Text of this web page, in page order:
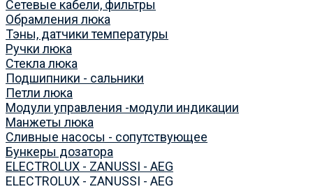
Сетевые кабели, фильтры
Обрамления люка
Тэны, датчики температуры
Ручки люка
Стекла люка
Подшипники - сальники
Петли люка
Модули управления -модули индикации
Манжеты люка
Сливные насосы - сопутствующее
Бункеры дозатора
ELECTROLUX - ZANUSSI - AEG
ELECTROLUX - ZANUSSI - AEG